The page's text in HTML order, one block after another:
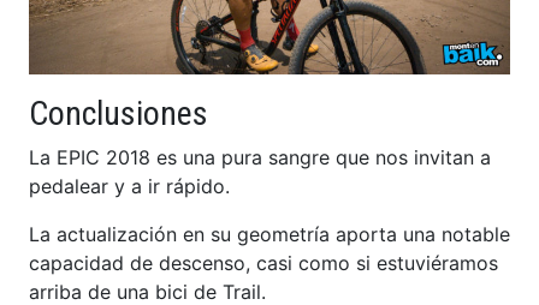
Conclusiones
La EPIC 2018 es una pura sangre que nos invitan a
pedalear y a ir rápido.
La actualización en su geometría aporta una notable
capacidad de descenso, casi como si estuviéramos
arriba de una bici de Trail.